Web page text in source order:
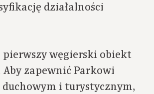
działalności
pierwszy węgierski obiekt
zapewnić Parkowi
i turystycznym,